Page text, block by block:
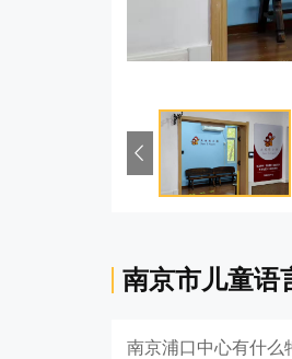
南京市儿童语
南京浦口中心有什么